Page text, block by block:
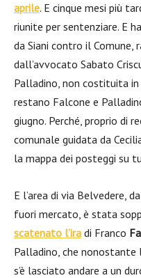
aprile. E cinque mesi più
riunite per sentenziare. E
da Siani contro il Comune,
dall’avvocato Sabato
Palladino, non costituita
restano Falcone e
giugno. Perché, proprio di
comunale guidata da
la mappa dei posteggi su
E l’area di via Belvedere,
fuori mercato, è stata
scatenato l’ira di Franco
Palladino, che
s’è lasciato andare a un